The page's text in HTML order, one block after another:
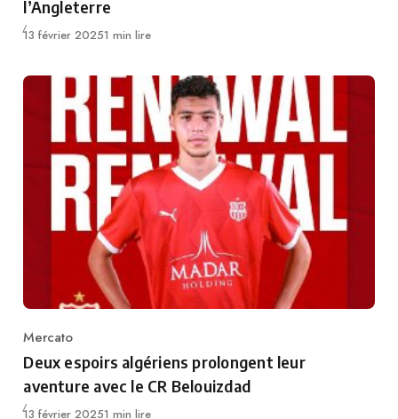
l’Angleterre
Publié
13 février 20251 min lire
Category
Mercato
Deux espoirs algériens prolongent leur
aventure avec le CR Belouizdad
Publié
13 février 20251 min lire